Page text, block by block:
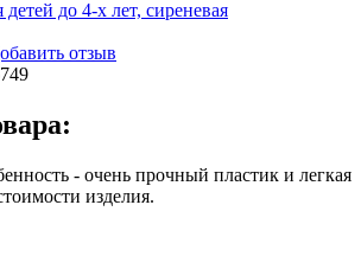
отзыв
- очень прочный пластик и легкая
изделия.